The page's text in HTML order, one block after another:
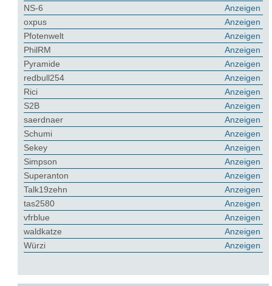
Anzeigen
NS-6
Anzeigen
oxpus
Anzeigen
Pfotenwelt
Anzeigen
PhilRM
Anzeigen
Pyramide
Anzeigen
redbull254
Anzeigen
Rici
Anzeigen
S2B
Anzeigen
saerdnaer
Anzeigen
Schumi
Anzeigen
Sekey
Anzeigen
Simpson
Anzeigen
Superanton
Anzeigen
Talk19zehn
Anzeigen
tas2580
Anzeigen
vfrblue
Anzeigen
waldkatze
Anzeigen
Würzi